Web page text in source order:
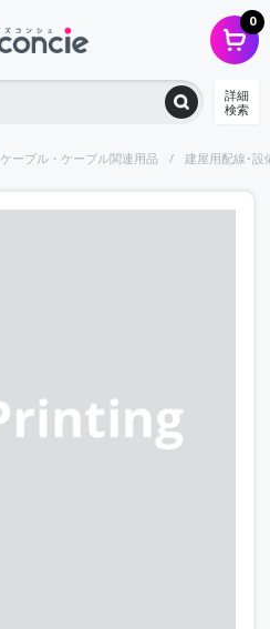
0
詳細
検索
ケーブル・ケーブル関連用品 建屋用配線･設